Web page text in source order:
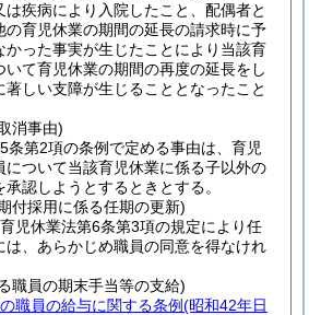
は疾病により入院したこと、配偶者と
の育児休業の期間の延長の請求時に予
かった事実が生じたことにより当該育
いて育児休業の期間の再度の延長をし
著しい支障が生じることとなったこと
消事由)
条第2項の条例で定める事由は、育児
について当該育児休業に係る子以外の
認しようとするときとする。
付採用に係る任期の更新)
児休業法第6条第3項の規定により任
は、あらかじめ職員の同意を得なけれ
職員の期末手当等の支給)
職員の給与に関する条例(昭和42年日